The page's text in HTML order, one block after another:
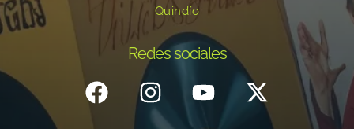
Quindío
Redes sociales